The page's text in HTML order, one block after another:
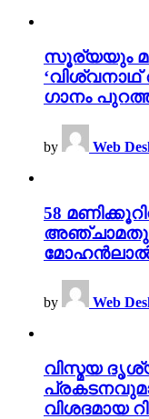
സൂര്യയും
ഗാനം
by Web
58
അഞ്ചാമതും
by Web
വിസ്മയ
വിശദമായ